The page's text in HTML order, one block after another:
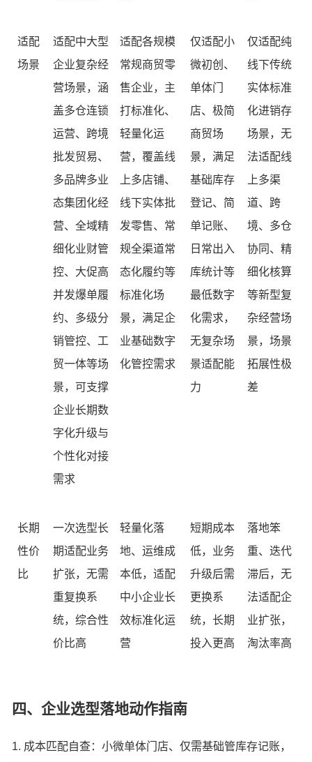
适配
场景
适配中大型
企业复杂经
营场景，涵
盖多仓连锁
运营、跨境
批发贸易、
多品牌多业
态集团化经
营、全域精
细化业财管
控、大促高
并发爆单履
约、多级分
销管控、工
贸一体等场
景，可支撑
企业长期数
字化升级与
个性化对接
需求
适配各规模
常规商贸零
售企业，主
打标准化、
轻量化运
营，覆盖线
上多店铺、
线下实体批
发零售、常
规全渠道常
态化履约等
标准化场
景，满足企
业基础数字
化管控需求
仅适配小
微初创、
单体门
店、极简
商贸场
景，满足
基础库存
登记、简
单记账、
日常出入
库统计等
最低数字
化需求，
无复杂场
景适配能
力
仅适配纯
线下传统
实体标准
化进销存
场景，无
法适配线
上多渠
道、跨
境、多仓
协同、精
细化核算
等新型复
杂经营场
景，场景
拓展性极
差
长期
性价
比
一次选型长
期适配业务
扩张，无需
重复换系
统，综合性
价比高
轻量化落
地、运维成
本低，适配
中小企业长
效标准化运
营
短期成本
低，业务
升级后需
更换系
统，长期
投入更高
落地笨
重、迭代
滞后，无
法适配企
业扩张，
淘汰率高
四、企业选型落地动作指南
1. 成本匹配自查：小微单体门店、仅需基础管库存记账，